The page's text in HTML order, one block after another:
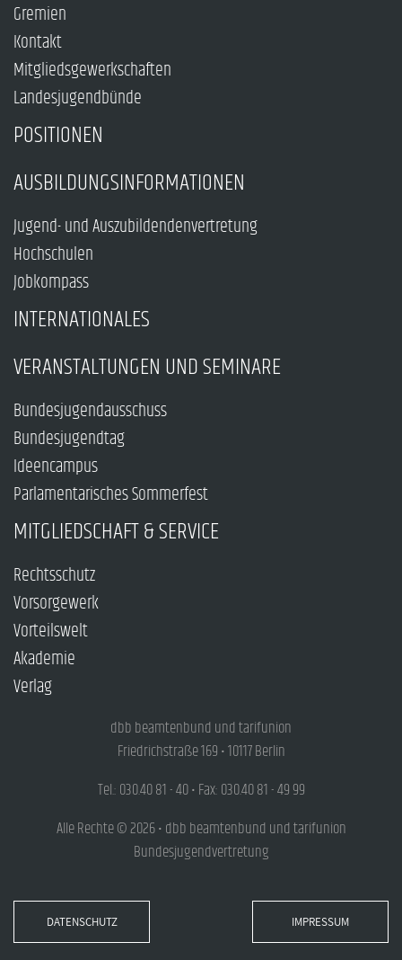
Gremien
Kontakt
Mitgliedsgewerkschaften
Landesjugendbünde
POSITIONEN
AUSBILDUNGSINFORMATIONEN
Jugend- und Auszubildendenvertretung
Hochschulen
Jobkompass
INTERNATIONALES
VERANSTALTUNGEN UND SEMINARE
Bundesjugendausschuss
Bundesjugendtag
Ideencampus
Parlamentarisches Sommerfest
MITGLIEDSCHAFT & SERVICE
Rechtsschutz
Vorsorgewerk
Vorteilswelt
Akademie
Verlag
dbb beamtenbund und tarifunion
Friedrichstraße 169 • 10117 Berlin
Tel.: 030.40 81 - 40 • Fax: 030.40 81 - 49 99
Alle Rechte © 2026 • dbb beamtenbund und tarifunion
Bundesjugendvertretung
DATENSCHUTZ IMPRESSUM